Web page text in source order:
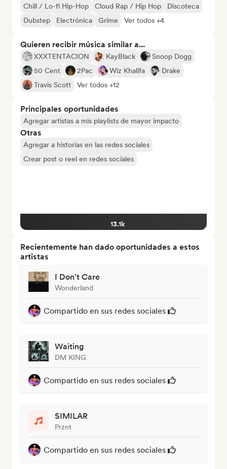
Chill / Lo-fi Hip-Hop Cloud Rap / Hip Hop
Discoteca
Dubstep
Electrónica Grime Ver todos +4
Quieren recibir música similar a...
XXXTENTACION KayBlack
Snoop Dogg
50 Cent
2Pac Wiz Khalifa
Drake
Travis Scott
Ver todos +12
Principales oportunidades
Agregar artistas a mis playlists de mayor impacto
Otras
Agregar a historias en las redes sociales
Crear post o reel en redes sociales
13.1k
Recientemente han dado oportunidades a estos
artistas
I Don't Care
Wonderland
Compartido en sus redes sociales
Waiting
DM KING
Compartido en sus redes sociales
SIMILAR
Prznt
Compartido en sus redes sociales